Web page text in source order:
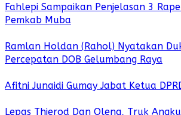
Fahlepi Sampaikan Penjelasan 3
Pemkab Muba
Ramlan Holdan (Rahol) Nyatakan
Percepatan DOB Gelumbang Raya
Afitni Junaidi Gumay Jabat Ketua
Lepas Thierod Dan Oleng, Truk